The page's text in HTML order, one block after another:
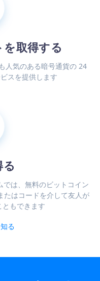
取得する
人気のある暗号通貨の 24
スを提供します
る
は、無料のビットコイン
たはコードを介して友人が
もできます
る